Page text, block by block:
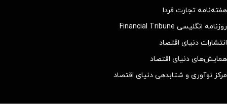
هفته‌نامه تجارت فردا
روزنامه انگلیسی Financial Tribune
انتشارات دنیای اقتصاد
همایش‌های دنیای اقتصاد
مرکز نوآوری و شتابدهی دنیای اقتصاد